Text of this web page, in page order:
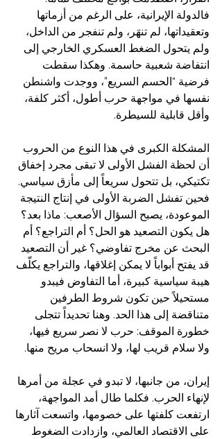
فالدولة الإيرانية، على الرغم من أزماتها
وتعقيداتها، لم تنهَر، ولم تنفجر من الداخل،
ولم يتحول الضغط العسكري الخارجي إلى
انتفاضة شعبية حاسمة. وهكذا سقطت
فرضية “الحسم السريع”، ووجدت واشنطن
نفسها في مواجهة حرب أطول، أكثر كلفة،
وأقل قابلية للسيطرة.
المشكلة الكبرى في هذا النوع من الحروب
أن لحظة الفشل الأولى لا تبقى مجرد إخفاق
تكتيكي، بل تتحول سريعاً إلى مأزق سياسي.
فحين تفشل الضربة الأولى في إنتاج النتيجة
الموعودة، يصبح السؤال الأصعب: ماذا بعد؟
هل يكون التصعيد هو الحل؟ أم التراجع؟ أم
البحث عن مخرج تفاوضي؟ غير أن التصعيد
قد يفتح أبواباً لا يمكن إغلاقها، والتراجع يكلّف
هيبة سياسية كبيرة، أما التفاوض فيبدو
مستحيلاً حين تكون شروط الطرفين
متناقضة إلى هذا الحد. وهنا تحديداً تتجلى
خطورة الموقف: حرب لا نصر سريع فيها،
ولا سلام قريب لها، ولا انسحاب مريح منها.
إيران، من جانبها، لا تبدو في عجلة من أمرها
لإنهاء الحرب. فكلما طال أمد المواجهة،
ارتفعت كلفتها على خصومها، واتسعت آثارها
على الاقتصاد العالمي، وازدادت الضغوط